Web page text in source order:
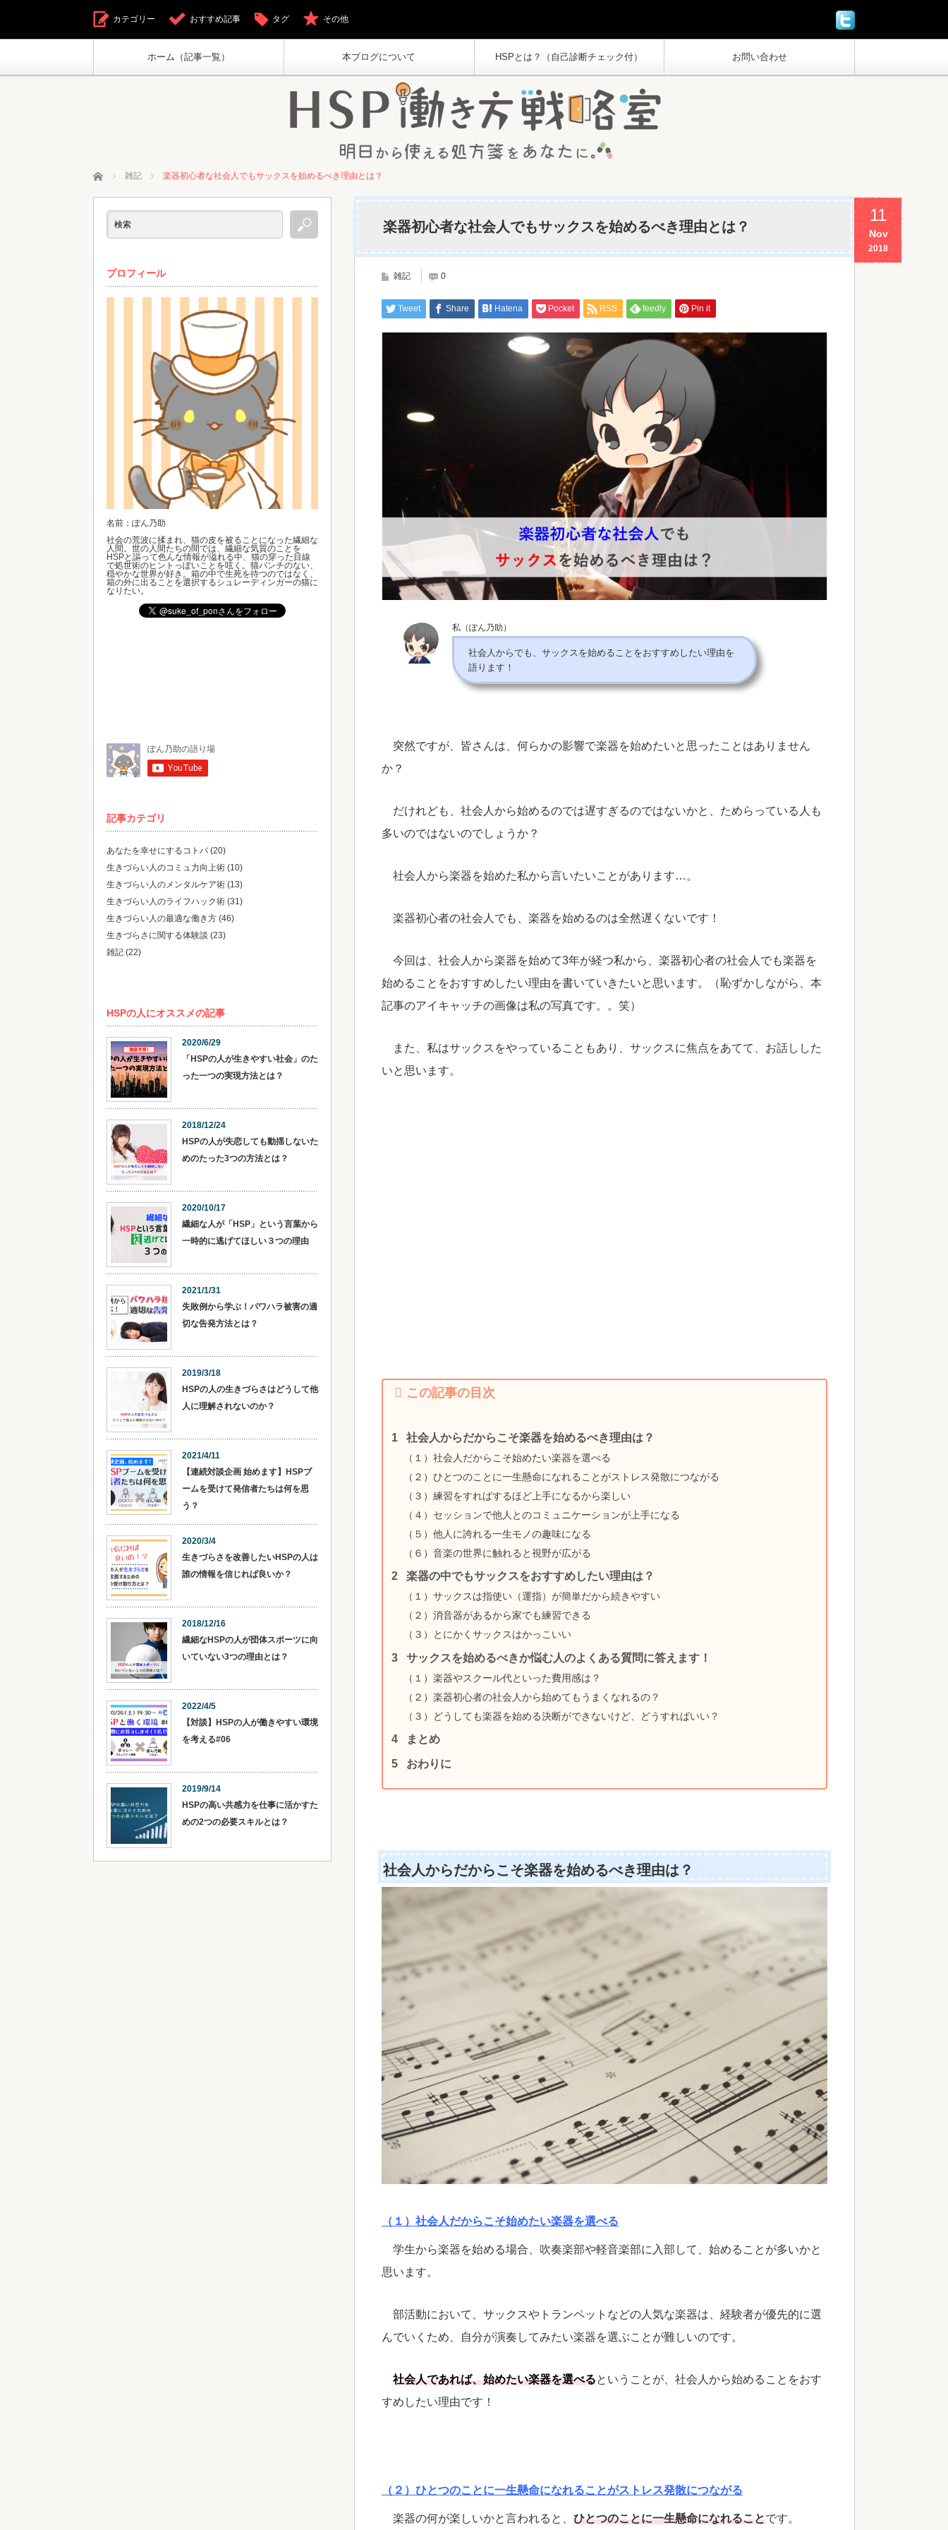
ホーム（記事一覧） 本ブログについて HSPとは？（自己診断チェック付） お問い合わせ
カテゴリー おすすめ記事 タグ その他
ホーム 雑記 楽器初心者な社会人でもサックスを始めるべき理由とは？
11
Nov
2018
楽器初心者な社会人でもサックスを始めるべき理由とは？
雑記 0
Tweet Share Hatena Pocket RSS feedly Pin it
私（ぽん乃助）
社会人からでも、サックスを始めることをおすすめしたい理由を
語ります！
突然ですが、皆さんは、何らかの影響で楽器を始めたいと思ったことはありません
か？
だけれども、社会人から始めるのでは遅すぎるのではないかと、ためらっている人も
多いのではないのでしょうか？
社会人から楽器を始めた私から言いたいことがあります…。
楽器初心者の社会人でも、楽器を始めるのは全然遅くないです！
今回は、社会人から楽器を始めて3年が経つ私から、楽器初心者の社会人でも楽器を
始めることをおすすめしたい理由を書いていきたいと思います。（恥ずかしながら、本
記事のアイキャッチの画像は私の写真です。。笑）
また、私はサックスをやっていることもあり、サックスに焦点をあてて、お話しした
いと思います。
この記事の目次
社会人からだからこそ楽器を始めるべき理由は？
（１）社会人だからこそ始めたい楽器を選べる
（２）ひとつのことに一生懸命になれることがストレス発散につながる
（３）練習をすればするほど上手になるから楽しい
（４）セッションで他人とのコミュニケーションが上手になる
（５）他人に誇れる一生モノの趣味になる
（６）音楽の世界に触れると視野が広がる
楽器の中でもサックスをおすすめしたい理由は？
（１）サックスは指使い（運指）が簡単だから続きやすい
（２）消音器があるから家でも練習できる
（３）とにかくサックスはかっこいい
サックスを始めるべきか悩む人のよくある質問に答えます！
（１）楽器やスクール代といった費用感は？
（２）楽器初心者の社会人から始めてもうまくなれるの？
（３）どうしても楽器を始める決断ができないけど、どうすればいい？
まとめ
おわりに
社会人からだからこそ楽器を始めるべき理由は？
（１）社会人だからこそ始めたい楽器を選べる
学生から楽器を始める場合、吹奏楽部や軽音楽部に入部して、始めることが多いかと
思います。
部活動において、サックスやトランペットなどの人気な楽器は、経験者が優先的に選
んでいくため、自分が演奏してみたい楽器を選ぶことが難しいのです。
社会人であれば、始めたい楽器を選べるということが、社会人から始めることをおす
すめしたい理由です！
（２）ひとつのことに一生懸命になれることがストレス発散につながる
楽器の何が楽しいかと言われると、 ひとつのことに一生懸命になれることです。
プロフィール
名前：ぽん乃助
社会の荒波に揉まれ、猫の皮を被ることになった繊細な
人間。世の人間たちの間では、繊細な気質のことを
HSPと謳って色んな情報が溢れる中、猫の穿った目線
で処世術のヒントっぽいことを呟く。猫パンチのない、
穏やかな世界が好き。箱の中で生死を待つのではなく、
箱の外に出ることを選択するシュレーディンガーの猫に
なりたい。
記事カテゴリ
あなたを幸せにするコトバ(20)
生きづらい人のコミュ力向上術 (10)
生きづらい人のメンタルケア術 (13)
生きづらい人のライフハック術 (31)
生きづらい人の最適な働き方 (46)
生きづらさに関する体験談 (23)
雑記 (22)
HSPの人にオススメの記事
2020/6/29
「HSPの人が生きやすい社会」のた
った一つの実現方法とは？
2018/12/24
HSPの人が失恋しても動揺しないた
めのたった3つの方法とは？
2020/10/17
繊細な人が「HSP」という言葉から
一時的に逃げてほしい３つの理由
2021/1/31
失敗例から学ぶ！パワハラ被害の適
切な告発方法とは？
2019/3/18
HSPの人の生きづらさはどうして他
人に理解されないのか？
2021/4/11
【連続対談企画 始めます】HSPブ
ームを受けて発信者たちは何を思
う？
2020/3/4
生きづらさを改善したいHSPの人は
誰の情報を信じれば良いか？
2018/12/16
繊細なHSPの人が団体スポーツに向
いていない3つの理由とは？
2022/4/5
【対談】HSPの人が働きやすい環境
を考える#06
2019/9/14
HSPの高い共感力を仕事に活かすた
めの2つの必要スキルとは？